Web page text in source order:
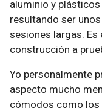
aluminio y
resultando ser
sesiones largas. Es
construcción a
Yo personalmente
aspecto mucho
cómodos como los